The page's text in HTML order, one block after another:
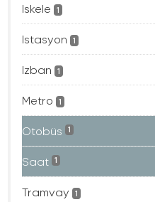
Iskele 1
Istasyon 1
Izban 1
Metro 1
Otobüs 1
Saat 1
Tramvay 1